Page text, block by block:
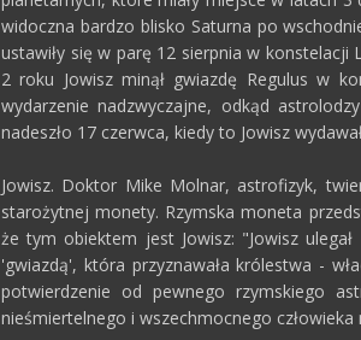
widoczna bardzo blisko Saturna po
ustawiły się w parę 12 sierpnia w
2 roku Jowisz minął gwiazdę Regulus w
wydarzenie nadzwyczajne, odkąd
nadeszło 17 czerwca, kiedy to Jowisz
Jowisz. Doktor Mike Molnar, astrofizyk,
starożytnej monety. Rzymska moneta
że tym obiektem jest Jowisz: "Jowisz
'gwiazdą', która przyznawała królestwa -
potwierdzenie od pewnego rzymskiego
nieśmiertelnego i wszechmocnego